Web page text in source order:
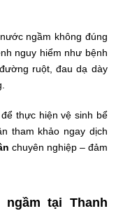
ngầm không đúng
nguy hiểm như bệnh
ruột, đau dạ dày
thực hiện vệ sinh bể
tham khảo ngay dịch
chuyên nghiệp – đảm
tại Thanh